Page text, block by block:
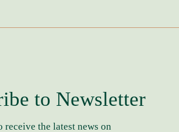
to Newsletter
receive the latest news on